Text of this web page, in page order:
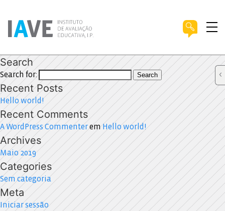
Search
Search for: Search
Recent Posts
Hello world!
Recent Comments
A WordPress Commenterem Hello world!
Archives
Maio 2019
Categories
Sem categoria
Meta
Iniciar sessão